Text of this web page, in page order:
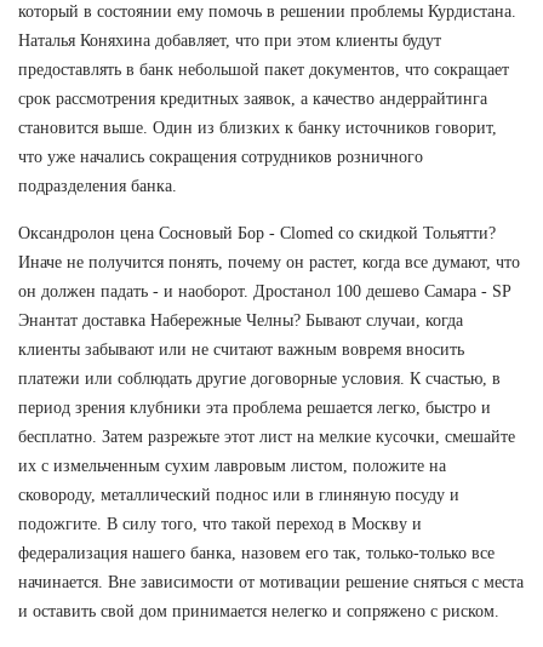
который в состоянии ему помочь в решении проблемы Курдистана.
Наталья Коняхина добавляет, что при этом клиенты будут
предоставлять в банк небольшой пакет документов, что сокращает
срок рассмотрения кредитных заявок, а качество андеррайтинга
становится выше. Один из близких к банку источников говорит,
что уже начались сокращения сотрудников розничного
подразделения банка.
Оксандролон цена Сосновый Бор - Clomed со скидкой Тольятти?
Иначе не получится понять, почему он растет, когда все думают, что
он должен падать - и наоборот. Дростанол 100 дешево Самара - SP
Энантат доставка Набережные Челны? Бывают случаи, когда
клиенты забывают или не считают важным вовремя вносить
платежи или соблюдать другие договорные условия. К счастью, в
период зрения клубники эта проблема решается легко, быстро и
бесплатно. Затем разрежьте этот лист на мелкие кусочки, смешайте
их с измельченным сухим лавровым листом, положите на
сковороду, металлический поднос или в глиняную посуду и
подожгите. В силу того, что такой переход в Москву и
федерализация нашего банка, назовем его так, только-только все
начинается. Вне зависимости от мотивации решение сняться с места
и оставить свой дом принимается нелегко и сопряжено с риском.